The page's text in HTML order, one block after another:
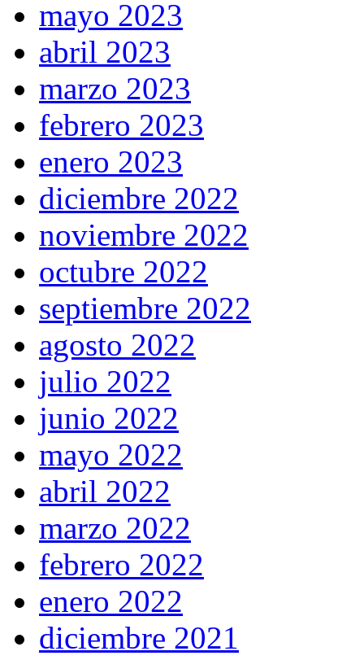
mayo 2023
abril 2023
marzo 2023
febrero 2023
enero 2023
diciembre 2022
noviembre 2022
octubre 2022
septiembre 2022
agosto 2022
julio 2022
junio 2022
mayo 2022
abril 2022
marzo 2022
febrero 2022
enero 2022
diciembre 2021